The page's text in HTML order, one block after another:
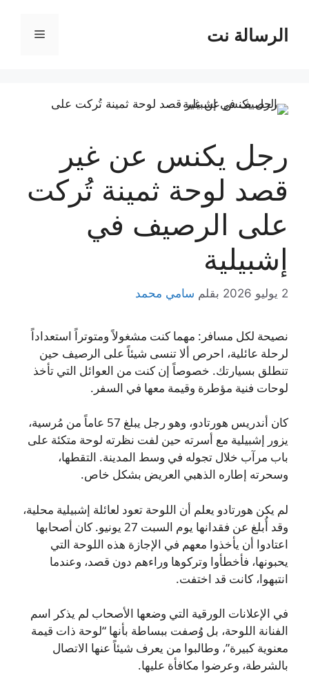
المحتوىالرسالة نت القائمة
رجل يكنس عن غير
قصد لوحة ثمينة تُركت
على الرصيف في
إشبيلية
2 يوليو 2026 بقلم سامي محمد
نصيحة لكل مسافر: مهما كنت مشغولاً ومتوتراً استعداداً
لرحلة عائلية، احرص ألا تنسى شيئاً على الرصيف حين
تنطلق بسيارتك. خصوصاً إن كنت من العوائل التي تأخذ
لوحات فنية مؤطرة وقيمة معها في السفر.
كان أندريس هورتادو، وهو رجل يبلغ 57 عاماً من مُرسية،
يزور إشبيلية مع أسرته حين لفت نظرته لوحة متكئة على
باب مرآب خلال تجوله في وسط المدينة. التقطها،
وسحرته إطاره الذهبي العريض بشكل خاص.
لم يكن هورتادو يعلم أن اللوحة تعود لعائلة إشبيلية محلية،
وقد أُبلغ عن فقدانها يوم السبت 27 يونيو. كان أصحابها
اعتادوا أن يأخذوا معهم في الإجازة هذه اللوحة التي
يحبونها، فأخطأوا وتركوها وراءهم دون قصد، وعندما
انتبهوا، كانت قد اختفت.
في الإعلانات الورقية التي وضعها الأصحاب لم يذكر اسم
الفنانة اللوحة، بل وُصفت ببساطة بأنها “لوحة ذات قيمة
معنوية كبيرة”، وطالبوا من يعرف شيئاً عنها الاتصال
بالشرطة، وعرضوا مكافأة عليها.